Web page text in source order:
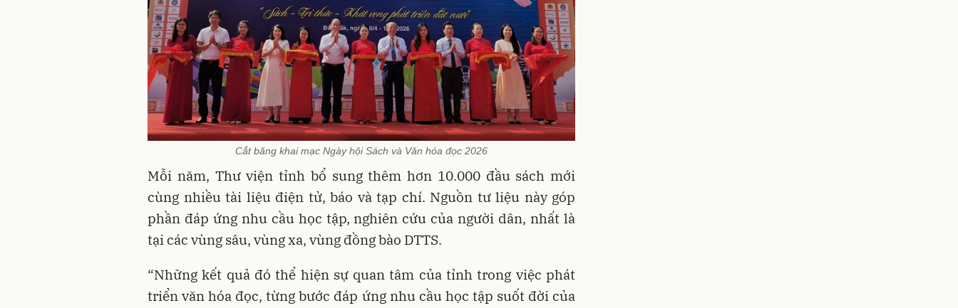
Cắt băng khai mạc Ngày hội Sách và Văn hóa đọc 2026
Mỗi năm, Thư viện tỉnh bổ sung thêm hơn 10.000 đầu sách mới
cùng nhiều tài liệu điện tử, báo và tạp chí. Nguồn tư liệu này góp
phần đáp ứng nhu cầu học tập, nghiên cứu của người dân, nhất là
tại các vùng sâu, vùng xa, vùng đồng bào DTTS.
“Những kết quả đó thể hiện sự quan tâm của tỉnh trong việc phát
triển văn hóa đọc, từng bước đáp ứng nhu cầu học tập suốt đời của